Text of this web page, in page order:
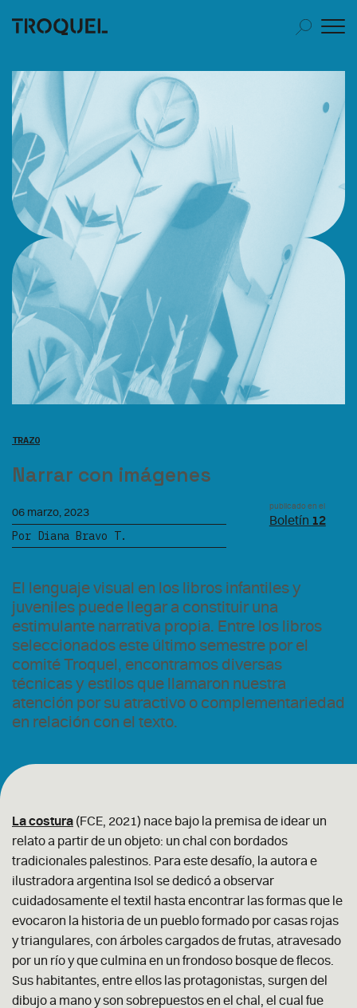
TRAZO
Narrar con imágenes
06 marzo, 2023
Por Diana Bravo T.
publicado en el
Boletín 12
El lenguaje visual en los libros infantiles y
juveniles puede llegar a constituir una
estimulante narrativa propia. Entre los libros
seleccionados este último semestre por el
comité Troquel, encontramos diversas
técnicas y estilos que llamaron nuestra
atención por su atractivo o complementariedad
en relación con el texto.
La costura (FCE, 2021) nace bajo la premisa de idear un
relato a partir de un objeto: un chal con bordados
tradicionales palestinos. Para este desafío, la autora e
ilustradora argentina Isol se dedicó a observar
cuidadosamente el textil hasta encontrar las formas que le
evocaron la historia de un pueblo formado por casas rojas
y triangulares, con árboles cargados de frutas, atravesado
por un río y que culmina en un frondoso bosque de flecos.
Sus habitantes, entre ellos las protagonistas, surgen del
dibujo a mano y son sobrepuestos en el chal, el cual fue